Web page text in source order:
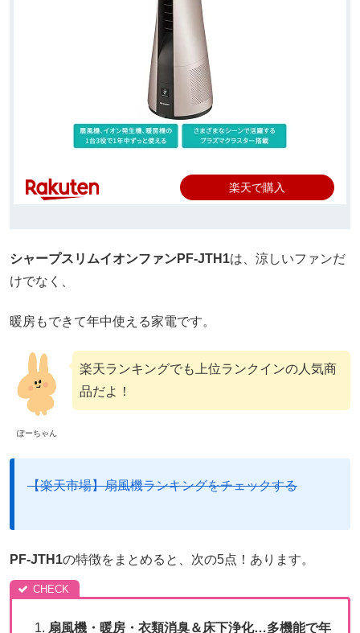
楽天で購入
シャープスリムイオンファンPF-JTH1は、涼しいファンだ
けでなく、
暖房もできて年中使える家電です。
ぽーちゃん
楽天ランキングでも上位ランクインの人気商
品だよ！
【楽天市場】扇風機ランキングをチェックする
PF-JTH1の特徴をまとめると、次の5点！あります。
扇風機・暖房・衣類消臭＆床下浄化…多機能で年